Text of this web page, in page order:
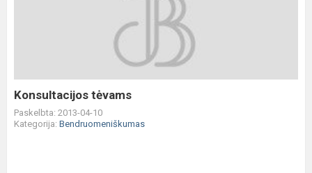
Konsultacijos tėvams
Paskelbta: 2013-04-10
Kategorija: Bendruomeniškumas